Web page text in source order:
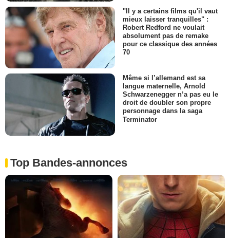
"Il y a certains films qu'il vaut
mieux laisser tranquilles" :
Robert Redford ne voulait
absolument pas de remake
pour ce classique des années
70
Même si l’allemand est sa
langue maternelle, Arnold
Schwarzenegger n’a pas eu le
droit de doubler son propre
personnage dans la saga
Terminator
Top Bandes-annonces